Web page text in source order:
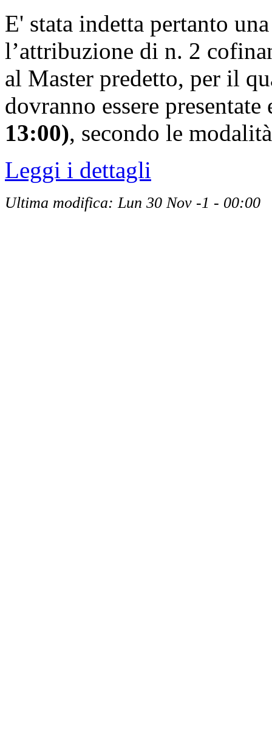
E' stata indetta pertanto
l’attribuzione di n. 2
al Master predetto, per il
dovranno essere
13:00), secondo le
Leggi i dettagli
Ultima modifica: Lun 30 Nov -1 - 00:00